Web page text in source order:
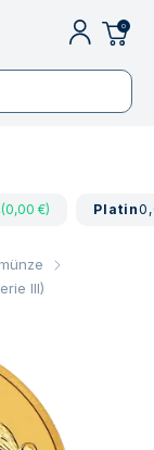
0
(0,00 €) Platin
III)